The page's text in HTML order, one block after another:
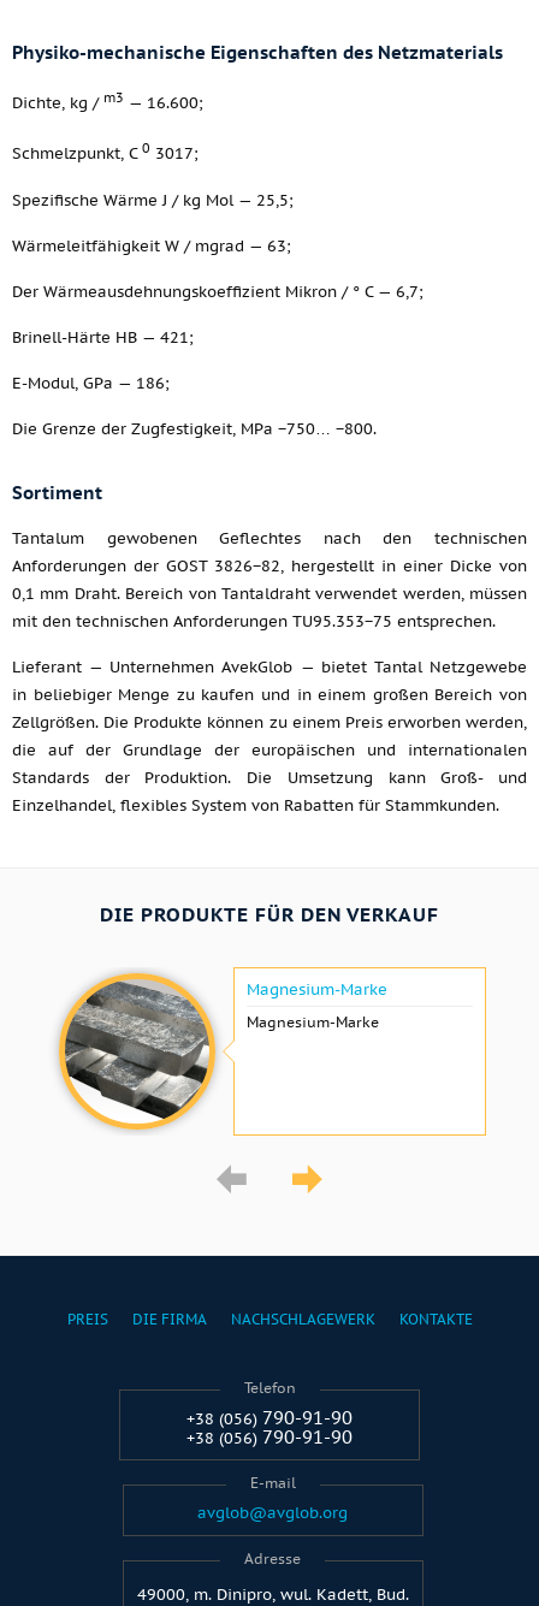
Physiko-mechanische Eigenschaften des Netzmaterials
Dichte, kg / m3 — 16.600;
Schmelzpunkt, C 0 3017;
Spezifische Wärme J / kg Mol — 25,5;
Wärmeleitfähigkeit W / mgrad — 63;
Der Wärmeausdehnungskoeffizient Mikron / ° C — 6,7;
Brinell-Härte HB — 421;
E-Modul, GPa — 186;
Die Grenze der Zugfestigkeit, MPa −750… −800.
Sortiment
Tantalum gewobenen Geflechtes nach den technischen
Anforderungen der GOST 3826−82, hergestellt in einer Dicke von
0,1 mm Draht. Bereich von Tantaldraht verwendet werden, müssen
mit den technischen Anforderungen TU95.353−75 entsprechen.
Lieferant — Unternehmen AvekGlob — bietet Tantal Netzgewebe
in beliebiger Menge zu kaufen und in einem großen Bereich von
Zellgrößen. Die Produkte können zu einem Preis erworben werden,
die auf der Grundlage der europäischen und internationalen
Standards der Produktion. Die Umsetzung kann Groß- und
Einzelhandel, flexibles System von Rabatten für Stammkunden.
DIE PRODUKTE FÜR DEN VERKAUF
Magnesium-Marke
Magnesium-Marke
PREIS DIE FIRMA NACHSCHLAGEWERK KONTAKTE
Telefon
+38 (056) 790-91-90
+38 (056) 790-91-90
E-mail
avglob@avglob.org
Adresse
49000, m. Dinipro, wul. Kadett, Bud.